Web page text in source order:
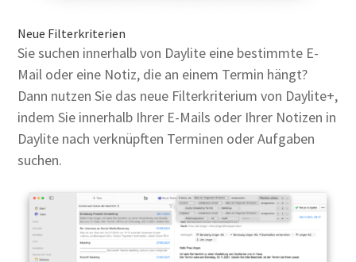
Neue Filterkriterien
Sie suchen innerhalb von Daylite eine bestimmte E-
Mail oder eine Notiz, die an einem Termin hängt?
Dann nutzen Sie das neue Filterkriterium von Daylite+,
indem Sie innerhalb Ihrer E-Mails oder Ihrer Notizen in
Daylite nach verknüpften Terminen oder Aufgaben
suchen.